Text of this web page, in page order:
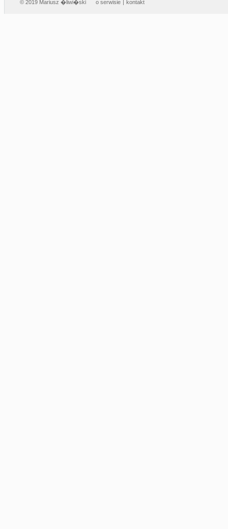
© 2019 Mariusz �liwi�ski o serwisie kontakt